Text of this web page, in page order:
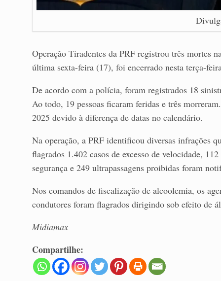
Operação Tiradentes da PRF registrou três mortes
última sexta-feira (17), foi encerrado nesta terça-
De acordo com a polícia, foram registrados 18
Ao todo, 19 pessoas ficaram feridas e três
2025 devido à diferença de datas no calendário.
Na operação, a PRF identificou diversas infrações
flagrados 1.402 casos de excesso de velocidade,
segurança e 249 ultrapassagens proibidas foram
Nos comandos de fiscalização de alcoolemia, os
condutores foram flagrados dirigindo sob efeito de
Midiamax
Compartilhe: